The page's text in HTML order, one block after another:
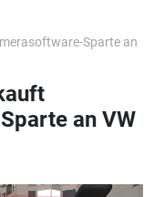
Sparte an
an VW